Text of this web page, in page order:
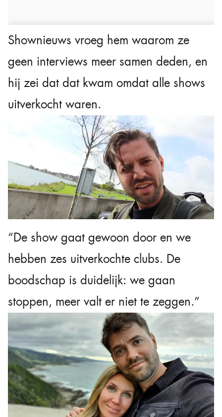
Shownieuws vroeg hem waarom ze
geen interviews meer samen deden, en
hij zei dat dat kwam omdat alle shows
uitverkocht waren.
“De show gaat gewoon door en we
hebben zes uitverkochte clubs. De
boodschap is duidelijk: we gaan
stoppen, meer valt er niet te zeggen.”